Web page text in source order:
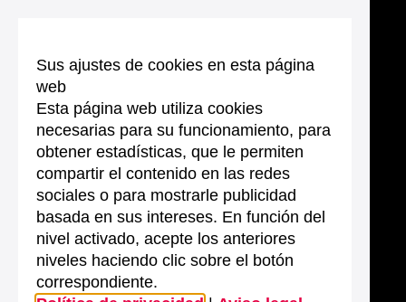
Sus ajustes de cookies en esta página
web
Esta página web utiliza cookies
necesarias para su funcionamiento, para
obtener estadísticas, que le permiten
compartir el contenido en las redes
sociales o para mostrarle publicidad
basada en sus intereses. En función del
nivel activado, acepte los anteriores
niveles haciendo clic sobre el botón
correspondiente.